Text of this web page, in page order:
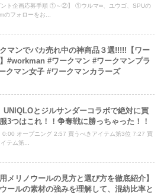
ント企画応募手順 ①～②】 ①ウルマ∞、ユウゴ、SPUの
のフォローをお...
マンでバカ売れ中の神商品３選!!!!!【ワー
#workman #ワークマン #ワークマンプラ
クマン女子 #ワークマンカラーズ
UNIQLOとジルサンダーコラボで絶対に買
3つはこれ！！争奪戦に勝っちゃった！！
0:00 オープニング 2:57 買うべきアイテム第3位 7:27 買
テム第...
用メリノウールの見方と選び方を徹底紹介】
ールの素材の強みを理解して、混紡比率と